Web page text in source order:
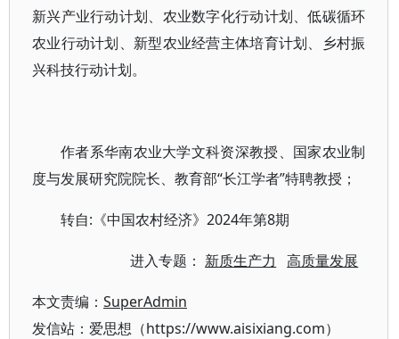
新兴产业行动计划、农业数字化行动计划、低碳循环
农业行动计划、新型农业经营主体培育计划、乡村振
兴科技行动计划。
作者系华南农业大学文科资深教授、国家农业制
度与发展研究院院长、教育部“长江学者”特聘教授；
转自:《中国农村经济》2024年第8期
进入专题： 新质生产力 高质量发展
本文责编： SuperAdmin
发信站：爱思想（https://www.aisixiang.com）